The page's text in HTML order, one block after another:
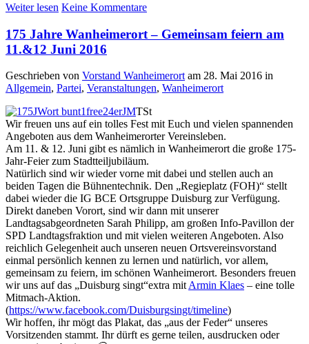
Weiter lesen Keine Kommentare
175 Jahre Wanheimerort – Gemeinsam feiern am
11.&12 Juni 2016
Geschrieben von Vorstand Wanheimerort am 28. Mai 2016 in
Allgemein, Partei, Veranstaltungen, Wanheimerort
TSt
Wir freuen uns auf ein tolles Fest mit Euch und vielen spannenden
Angeboten aus dem Wanheimerorter Vereinsleben.
Am 11. & 12. Juni gibt es nämlich in Wanheimerort die große 175-
Jahr-Feier zum Stadtteiljubiläum.
Natürlich sind wir wieder vorne mit dabei und stellen auch an
beiden Tagen die Bühnentechnik. Den „Regieplatz (FOH)“ stellt
dabei wieder die IG BCE Ortsgruppe Duisburg zur Verfügung.
Direkt daneben Vorort, sind wir dann mit unserer
Landtagsabgeordneten Sarah Philipp, am großen Info-Pavillon der
SPD Landtagsfraktion und mit vielen weiteren Angeboten. Also
reichlich Gelegenheit auch unseren neuen Ortsvereinsvorstand
einmal persönlich kennen zu lernen und natürlich, vor allem,
gemeinsam zu feiern, im schönen Wanheimerort. Besonders freuen
wir uns auf das „Duisburg singt“extra mit Armin Klaes – eine tolle
Mitmach-Aktion.
(https://www.facebook.com/Duisburgsingt/timeline)
Wir hoffen, ihr mögt das Plakat, das „aus der Feder“ unseres
Vorsitzenden stammt. Ihr dürft es gerne teilen, ausdrucken oder